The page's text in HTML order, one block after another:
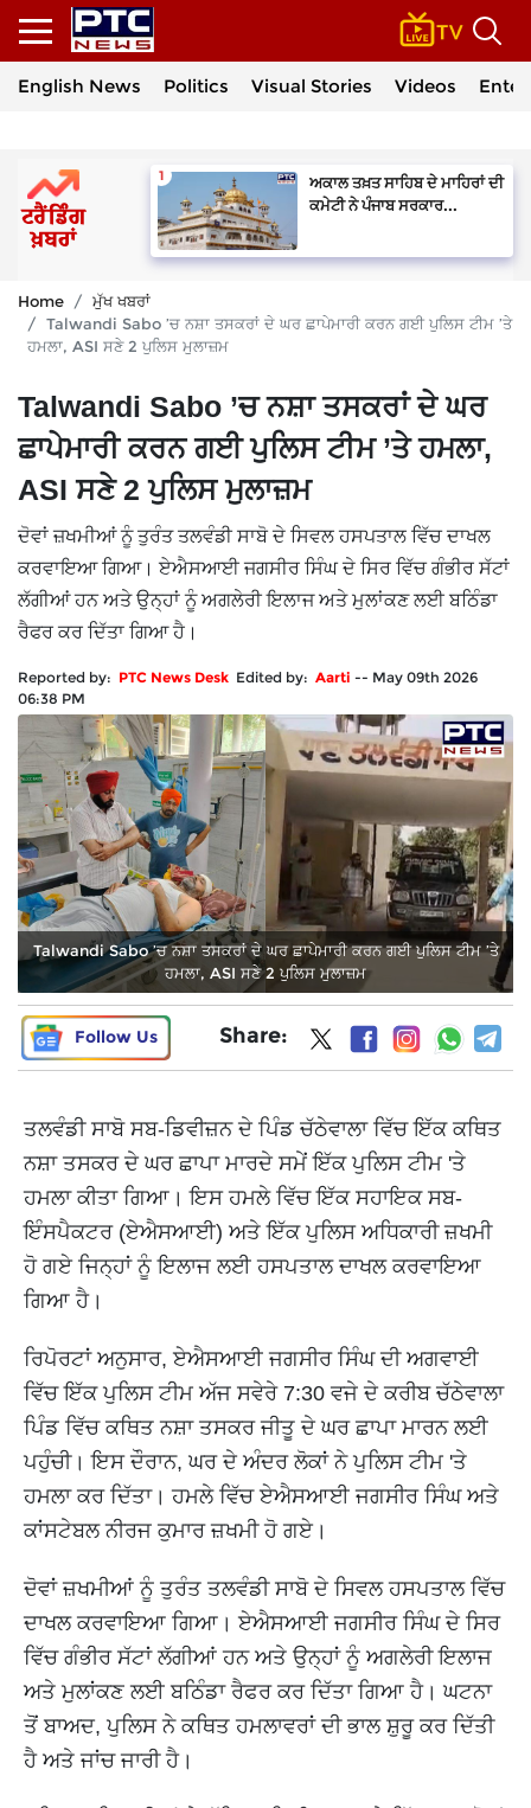
English News Politics Visual Stories Videos
ਅਕਾਲ ਤਖ਼ਤ ਸਾਹਿਬ ਦੇ ਮਾਹਿਰਾਂ ਦੀ
ਕਮੇਟੀ ਨੇ ਪੰਜਾਬ ਸਰਕਾਰ...
Home
ਮੁੱਖ ਖਬਰਾਂ
Talwandi Sabo ’ਚ ਨਸ਼ਾ ਤਸਕਰਾਂ ਦੇ ਘਰ ਛਾਪੇਮਾਰੀ ਕਰਨ ਗਈ ਪੁਲਿਸ ਟੀਮ ’ਤੇ
ਹਮਲਾ, ASI ਸਣੇ 2 ਪੁਲਿਸ ਮੁਲਾਜ਼ਮ
Talwandi Sabo ’ਚ ਨਸ਼ਾ ਤਸਕਰਾਂ ਦੇ ਘਰ
ਛਾਪੇਮਾਰੀ ਕਰਨ ਗਈ ਪੁਲਿਸ ਟੀਮ ’ਤੇ ਹਮਲਾ,
ASI ਸਣੇ 2 ਪੁਲਿਸ ਮੁਲਾਜ਼ਮ
ਦੋਵਾਂ ਜ਼ਖਮੀਆਂ ਨੂੰ ਤੁਰੰਤ ਤਲਵੰਡੀ ਸਾਬੋ ਦੇ ਸਿਵਲ ਹਸਪਤਾਲ ਵਿੱਚ ਦਾਖਲ
ਕਰਵਾਇਆ ਗਿਆ। ਏਐਸਆਈ ਜਗਸੀਰ ਸਿੰਘ ਦੇ ਸਿਰ ਵਿੱਚ ਗੰਭੀਰ ਸੱਟਾਂ
ਲੱਗੀਆਂ ਹਨ ਅਤੇ ਉਨ੍ਹਾਂ ਨੂੰ ਅਗਲੇਰੀ ਇਲਾਜ ਅਤੇ ਮੁਲਾਂਕਣ ਲਈ ਬਠਿੰਡਾ
ਰੈਫਰ ਕਰ ਦਿੱਤਾ ਗਿਆ ਹੈ।
Reported by: PTC News Desk Edited by: Aarti -- May 09th 2026
06:38 PM
Talwandi Sabo ’ਚ ਨਸ਼ਾ ਤਸਕਰਾਂ ਦੇ ਘਰ ਛਾਪੇਮਾਰੀ ਕਰਨ ਗਈ ਪੁਲਿਸ ਟੀਮ ’ਤੇ
ਹਮਲਾ, ASI ਸਣੇ 2 ਪੁਲਿਸ ਮੁਲਾਜ਼ਮ
Follow Us Share:
ਤਲਵੰਡੀ ਸਾਬੋ ਸਬ-ਡਿਵੀਜ਼ਨ ਦੇ ਪਿੰਡ ਚੱਠੇਵਾਲਾ ਵਿੱਚ ਇੱਕ ਕਥਿਤ
ਨਸ਼ਾ ਤਸਕਰ ਦੇ ਘਰ ਛਾਪਾ ਮਾਰਦੇ ਸਮੇਂ ਇੱਕ ਪੁਲਿਸ ਟੀਮ 'ਤੇ
ਹਮਲਾ ਕੀਤਾ ਗਿਆ। ਇਸ ਹਮਲੇ ਵਿੱਚ ਇੱਕ ਸਹਾਇਕ ਸਬ-
ਇੰਸਪੈਕਟਰ (ਏਐਸਆਈ) ਅਤੇ ਇੱਕ ਪੁਲਿਸ ਅਧਿਕਾਰੀ ਜ਼ਖਮੀ
ਹੋ ਗਏ ਜਿਨ੍ਹਾਂ ਨੂੰ ਇਲਾਜ ਲਈ ਹਸਪਤਾਲ ਦਾਖਲ ਕਰਵਾਇਆ
ਗਿਆ ਹੈ।
ਰਿਪੋਰਟਾਂ ਅਨੁਸਾਰ, ਏਐਸਆਈ ਜਗਸੀਰ ਸਿੰਘ ਦੀ ਅਗਵਾਈ
ਵਿੱਚ ਇੱਕ ਪੁਲਿਸ ਟੀਮ ਅੱਜ ਸਵੇਰੇ 7:30 ਵਜੇ ਦੇ ਕਰੀਬ ਚੱਠੇਵਾਲਾ
ਪਿੰਡ ਵਿੱਚ ਕਥਿਤ ਨਸ਼ਾ ਤਸਕਰ ਜੀਤੂ ਦੇ ਘਰ ਛਾਪਾ ਮਾਰਨ ਲਈ
ਪਹੁੰਚੀ। ਇਸ ਦੌਰਾਨ, ਘਰ ਦੇ ਅੰਦਰ ਲੋਕਾਂ ਨੇ ਪੁਲਿਸ ਟੀਮ 'ਤੇ
ਹਮਲਾ ਕਰ ਦਿੱਤਾ। ਹਮਲੇ ਵਿੱਚ ਏਐਸਆਈ ਜਗਸੀਰ ਸਿੰਘ ਅਤੇ
ਕਾਂਸਟੇਬਲ ਨੀਰਜ ਕੁਮਾਰ ਜ਼ਖਮੀ ਹੋ ਗਏ।
ਦੋਵਾਂ ਜ਼ਖਮੀਆਂ ਨੂੰ ਤੁਰੰਤ ਤਲਵੰਡੀ ਸਾਬੋ ਦੇ ਸਿਵਲ ਹਸਪਤਾਲ ਵਿੱਚ
ਦਾਖਲ ਕਰਵਾਇਆ ਗਿਆ। ਏਐਸਆਈ ਜਗਸੀਰ ਸਿੰਘ ਦੇ ਸਿਰ
ਵਿੱਚ ਗੰਭੀਰ ਸੱਟਾਂ ਲੱਗੀਆਂ ਹਨ ਅਤੇ ਉਨ੍ਹਾਂ ਨੂੰ ਅਗਲੇਰੀ ਇਲਾਜ
ਅਤੇ ਮੁਲਾਂਕਣ ਲਈ ਬਠਿੰਡਾ ਰੈਫਰ ਕਰ ਦਿੱਤਾ ਗਿਆ ਹੈ। ਘਟਨਾ
ਤੋਂ ਬਾਅਦ, ਪੁਲਿਸ ਨੇ ਕਥਿਤ ਹਮਲਾਵਰਾਂ ਦੀ ਭਾਲ ਸ਼ੁਰੂ ਕਰ ਦਿੱਤੀ
ਹੈ ਅਤੇ ਜਾਂਚ ਜਾਰੀ ਹੈ।